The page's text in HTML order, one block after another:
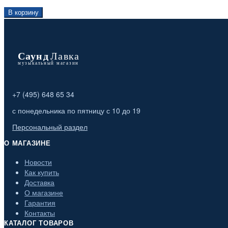
В корзину
+7 (495) 648 65 34
с понедельника по пятницу с 10 до 19
Персональный раздел
О МАГАЗИНЕ
Новости
Как купить
Доставка
О магазине
Гарантия
Контакты
КАТАЛОГ ТОВАРОВ